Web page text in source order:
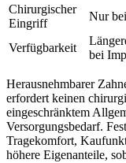
Chirurgischer
Eingriff
Nur
Verfügbarkeit
bei
Herausnehmbarer
erfordert keinen
eingeschränktem
Versorgungsbedarf.
Tragekomfort,
höhere Eigenanteile,